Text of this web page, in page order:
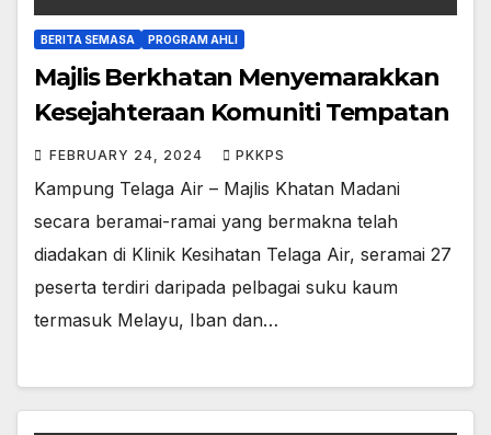
BERITA SEMASA PROGRAM AHLI
Majlis Berkhatan Menyemarakkan
Kesejahteraan Komuniti Tempatan
FEBRUARY 24, 2024 PKKPS
Kampung Telaga Air – Majlis Khatan Madani
secara beramai-ramai yang bermakna telah
diadakan di Klinik Kesihatan Telaga Air, seramai 27
peserta terdiri daripada pelbagai suku kaum
termasuk Melayu, Iban dan…